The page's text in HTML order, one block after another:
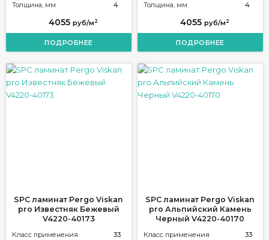
Толщина, мм
4
4055 руб/м 2
ПОДРОБНЕЕ
Толщина, мм
4
4055 руб/м 2
ПОДРОБНЕЕ
SPC ламинат Pergo Viskan
pro Известняк Бежевый
V4220-40173
Класс применения
33
SPC ламинат Pergo Viskan
pro Альпийский Камень
Черный V4220-40170
Класс применения
33